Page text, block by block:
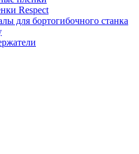
Respect
для бортогибочного станка